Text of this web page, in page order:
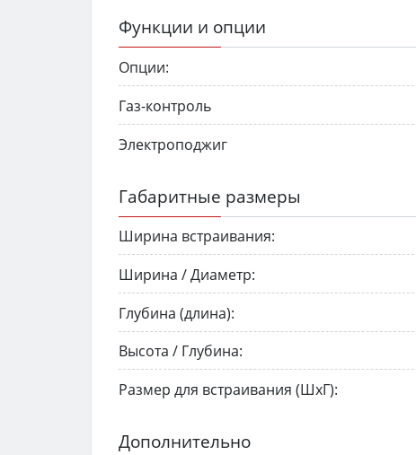
Функции и опции
Опции:
Газ-контроль
Электроподжиг
Габаритные размеры
Ширина встраивания:
Ширина / Диаметр:
Глубина (длина):
Высота / Глубина:
Размер для встраивания (ШхГ):
Дополнительно